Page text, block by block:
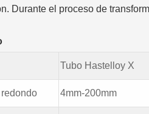
Durante el proceso de
Tubo Hastelloy X
4mm-200mm